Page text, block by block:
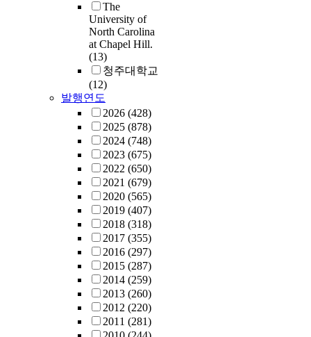
The
University of
North Carolina
at Chapel Hill.
(13)
청주대학교
(12)
발행연도
2026 (428)
2025 (878)
2024 (748)
2023 (675)
2022 (650)
2021 (679)
2020 (565)
2019 (407)
2018 (318)
2017 (355)
2016 (297)
2015 (287)
2014 (259)
2013 (260)
2012 (220)
2011 (281)